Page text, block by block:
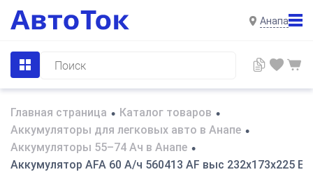
Анапа
Главная страница • Каталог товаров •
Аккумуляторы для легковых авто в Анапе •
Аккумуляторы 55–74 Ач в Анапе •
Аккумулятор AFA 60 А/ч 560413 AF выс 232x173x225